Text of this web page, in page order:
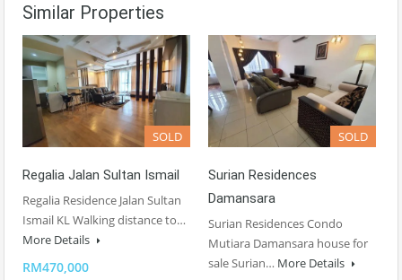
Similar Properties
SOLD
Regalia Jalan Sultan Ismail
Regalia Residence Jalan Sultan
Ismail KL Walking distance to…
More Details
RM470,000
SOLD
Surian Residences
Damansara
Surian Residences Condo
Mutiara Damansara house for
sale Surian… More Details